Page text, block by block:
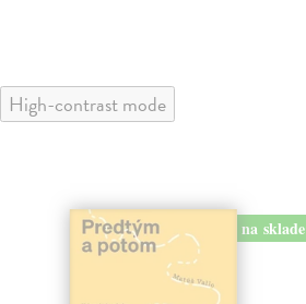
High-contrast mode
na sklade